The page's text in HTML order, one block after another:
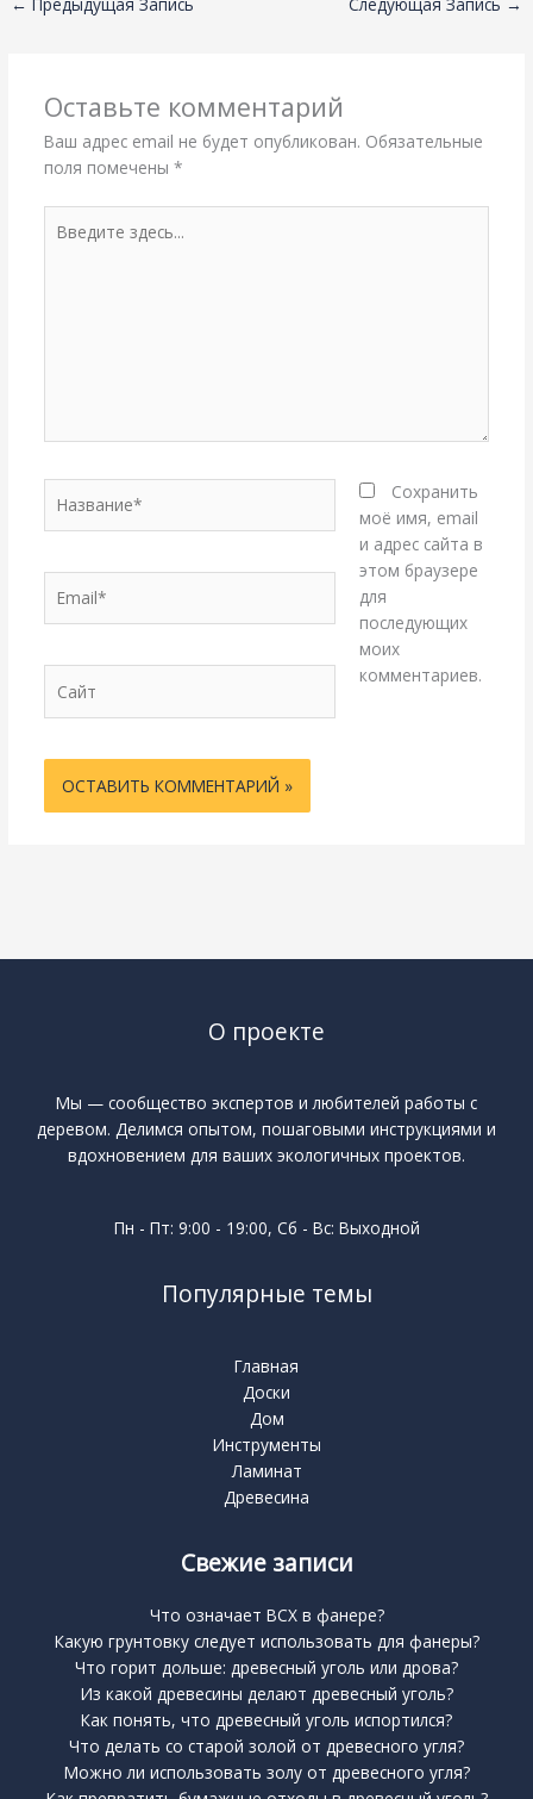
Оставьте комментарий
Ваш адрес email не будет опубликован. Обязательные
поля помечены *
здесь...
Сохранить
моё имя, email
и адрес сайта в
этом браузере
для
последующих
моих
комментариев.
О проекте
Мы — сообщество экспертов и любителей работы с
деревом. Делимся опытом, пошаговыми инструкциями и
вдохновением для ваших экологичных проектов.
Пн - Пт: 9:00 - 19:00, Сб - Вс: Выходной
Популярные темы
Главная
Доски
Дом
Инструменты
Ламинат
Древесина
Свежие записи
Что означает BCX в фанере?
Какую грунтовку следует использовать для фанеры?
Что горит дольше: древесный уголь или дрова?
Из какой древесины делают древесный уголь?
Как понять, что древесный уголь испортился?
Что делать со старой золой от древесного угля?
Можно ли использовать золу от древесного угля?